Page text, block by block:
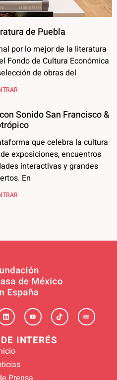
de Puebla
por lo mejor de la literatura
Fondo de Cultura Económica
de obras del
Sonido San Francisco &
que celebra la cultura
exposiciones, encuentros
interactivas y grandes
En
INTERÉS